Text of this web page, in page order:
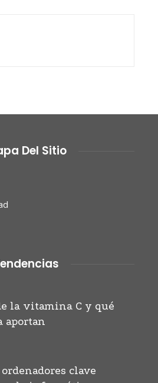
Del Sitio
la vitamina C y qué
aportan
clave